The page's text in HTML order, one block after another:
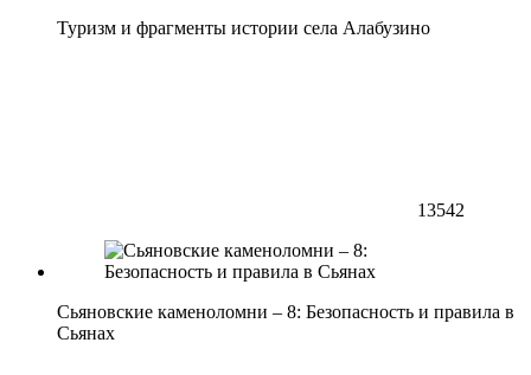
Туризм и фрагменты истории села Алабузино
13542
Сьяновские каменоломни – 8: Безопасность и правила в
Сьянах